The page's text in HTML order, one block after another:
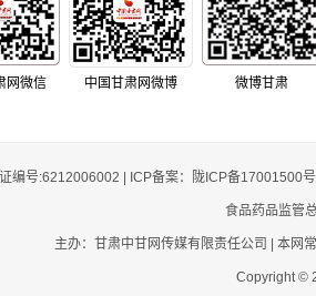
网微信 中国甘肃网微博 微博甘肃
编号:6212006002 | ICP备案：陇ICP备17001500
食品药品监管
主办：甘肃中甘网传媒有限责任公司 | 本网
Copyright ©